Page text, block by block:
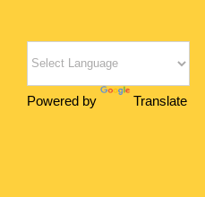
Powered by Translate